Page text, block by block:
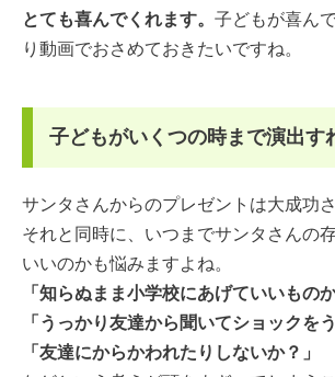
とても喜んでくれます。 子どもが喜ん
り動画でおさめておきたいですね。
子どもがいくつの時まで演出す
サンタさんからのプレゼントは大成功
それと同時に、いつまでサンタさんの
いいのかも悩みますよね。
「知らぬまま小学校にあげていいものか
「うっかり友達から聞いてショックを
「友達にからかわれたりしないか？」